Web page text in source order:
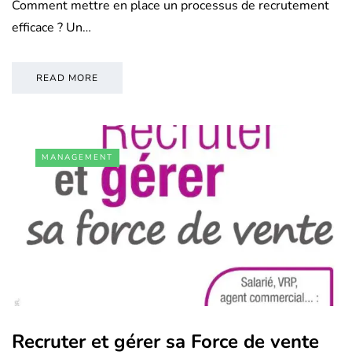
Comment mettre en place un processus de recrutement
efficace ? Un…
READ MORE
MANAGEMENT
Recruter et gérer sa Force de vente